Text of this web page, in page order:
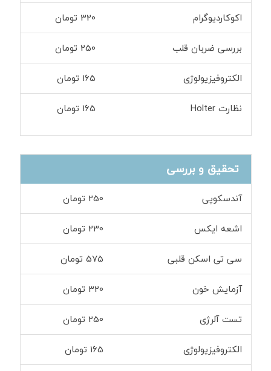
اکوکاردیوگرام
320 تومان
بررسی ضربان قلب
250 تومان
الکتروفیزیولوژی
165 تومان
نظارت Holter
165 تومان
تحقیق و بررسی
آندسکوپی
250 تومان
اشعه ایکس
230 تومان
سی تی اسکن قلبی
575 تومان
آزمایش خون
320 تومان
تست آلرژی
250 تومان
الکتروفیزیولوژی
165 تومان